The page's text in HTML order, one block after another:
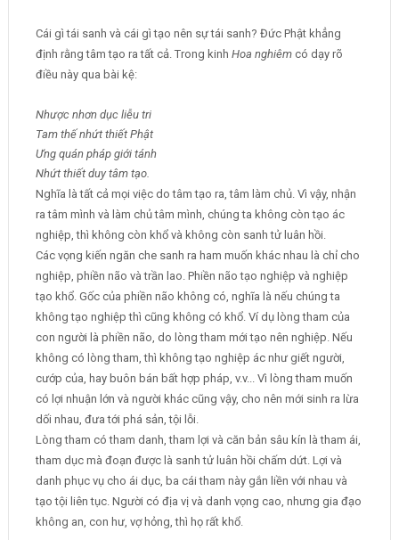
Cái gì tái sanh và cái gì tạo nên sự tái sanh? Đức Phật khẳng
định rằng tâm tạo ra tất cả. Trong kinh Hoa nghiêm có dạy rõ
điều này qua bài kệ:
Nhược nhơn dục liễu tri
Tam thế nhứt thiết Phật
Ưng quán pháp giới tánh
Nhứt thiết duy tâm tạo.
Nghĩa là tất cả mọi việc do tâm tạo ra, tâm làm chủ. Vì vậy, nhận
ra tâm mình và làm chủ tâm mình, chúng ta không còn tạo ác
nghiệp, thì không còn khổ và không còn sanh tử luân hồi.
Các vọng kiến ngăn che sanh ra ham muốn khác nhau là chỉ cho
nghiệp, phiền não và trần lao. Phiền não tạo nghiệp và nghiệp
tạo khổ. Gốc của phiền não không có, nghĩa là nếu chúng ta
không tạo nghiệp thì cũng không có khổ. Ví dụ lòng tham của
con người là phiền não, do lòng tham mới tạo nên nghiệp. Nếu
không có lòng tham, thì không tạo nghiệp ác như giết người,
cướp của, hay buôn bán bất hợp pháp, v.v... Vì lòng tham muốn
có lợi nhuận lớn và người khác cũng vậy, cho nên mới sinh ra lừa
dối nhau, đưa tới phá sản, tội lỗi.
Lòng tham có tham danh, tham lợi và căn bản sâu kín là tham ái,
tham dục mà đoạn được là sanh tử luân hồi chấm dứt. Lợi và
danh phục vụ cho ái dục, ba cái tham này gắn liền với nhau và
tạo tội liên tục. Người có địa vị và danh vọng cao, nhưng gia đạo
không an, con hư, vợ hỏng, thì họ rất khổ.